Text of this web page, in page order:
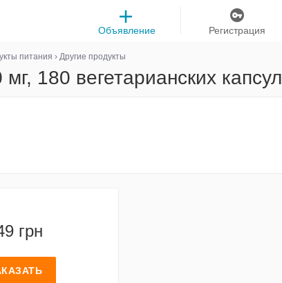
Регистрация
Объявление
питания › Другие продукты
180 вегетарианских капсул
грн